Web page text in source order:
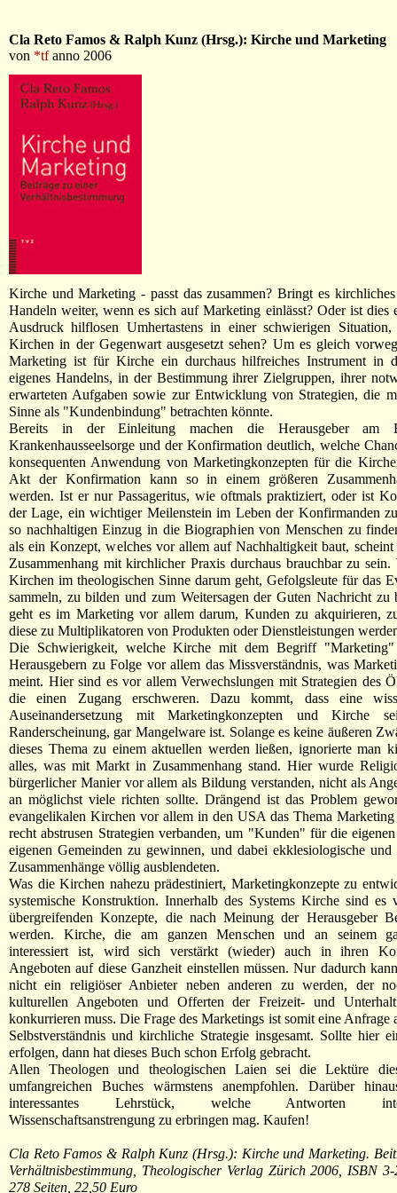
Cla Reto Famos & Ralph Kunz (Hrsg.): Kirche und Marketing
von *tfanno 2006
Kirche und Marketing - passt das zusammen? Bringt es
Handeln weiter, wenn es sich auf Marketing einlässt? Oder ist dies
Ausdruck hilflosen Umhertastens in einer schwierigen
Kirchen in der Gegenwart ausgesetzt sehen? Um es gleich
Marketing ist für Kirche ein durchaus hilfreiches Instrument in
eigenes Handelns, in der Bestimmung ihrer Zielgruppen, ihrer
erwarteten Aufgaben sowie zur Entwicklung von Strategien, die
Sinne als "Kundenbindung" betrachten könnte.
Bereits in der Einleitung machen die Herausgeber am
Krankenhausseelsorge und der Konfirmation deutlich, welche
konsequenten Anwendung von Marketingkonzepten für die
Akt der Konfirmation kann so in einem größeren
werden. Ist er nur Passageritus, wie oftmals praktiziert, oder ist
der Lage, ein wichtiger Meilenstein im Leben der Konfirmanden
so nachhaltigen Einzug in die Biographien von Menschen zu
als ein Konzept, welches vor allem auf Nachhaltigkeit baut, scheint
Zusammenhang mit kirchlicher Praxis durchaus brauchbar zu sein.
Kirchen im theologischen Sinne darum geht, Gefolgsleute für das
sammeln, zu bilden und zum Weitersagen der Guten Nachricht zu
geht es im Marketing vor allem darum, Kunden zu akquirieren,
diese zu Multiplikatoren von Produkten oder Dienstleistungen
Die Schwierigkeit, welche Kirche mit dem Begriff
Herausgebern zu Folge vor allem das Missverständnis, was
meint. Hier sind es vor allem Verwechslungen mit Strategien des
die einen Zugang erschweren. Dazu kommt, dass eine
Auseinandersetzung mit Marketingkonzepten und Kirche
Randerscheinung, gar Mangelware ist. Solange es keine äußeren
dieses Thema zu einem aktuellen werden ließen, ignorierte man
alles, was mit Markt in Zusammenhang stand. Hier wurde
bürgerlicher Manier vor allem als Bildung verstanden, nicht als
an möglichst viele richten sollte. Drängend ist das Problem
evangelikalen Kirchen vor allem in den USA das Thema
recht abstrusen Strategien verbanden, um "Kunden" für die
eigenen Gemeinden zu gewinnen, und dabei ekklesiologische und
Zusammenhänge völlig ausblendeten.
Was die Kirchen nahezu prädestiniert, Marketingkonzepte zu
systemische Konstruktion. Innerhalb des Systems Kirche sind es
übergreifenden Konzepte, die nach Meinung der Herausgeber
werden. Kirche, die am ganzen Menschen und an seinem
interessiert ist, wird sich verstärkt (wieder) auch in ihren
Angeboten auf diese Ganzheit einstellen müssen. Nur dadurch
nicht ein religiöser Anbieter neben anderen zu werden, der
kulturellen Angeboten und Offerten der Freizeit- und
konkurrieren muss. Die Frage des Marketings ist somit eine Anfrage
Selbstverständnis und kirchliche Strategie insgesamt. Sollte hier
erfolgen, dann hat dieses Buch schon Erfolg gebracht.
Allen Theologen und theologischen Laien sei die Lektüre
umfangreichen Buches wärmstens anempfohlen. Darüber
interessantes Lehrstück, welche Antworten
Wissenschaftsanstrengung zu erbringen mag. Kaufen!
Cla Reto Famos & Ralph Kunz (Hrsg.): Kirche und Marketing.
Verhältnisbestimmung, Theologischer Verlag Zürich 2006, ISBN
278 Seiten, 22,50 Euro